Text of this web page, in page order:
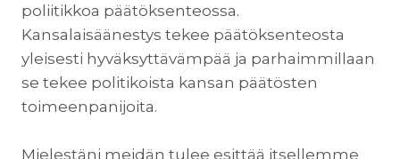
poliitikkoa päätöksenteossa.
Kansalaisäänestys tekee päätöksenteosta
yleisesti hyväksyttävämpää ja parhaimmillaan
se tekee politikoista kansan päätösten
toimeenpanijoita.
Mielestäni meidän tulee esittää itsellemme